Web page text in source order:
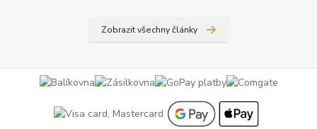
Zobrazit všechny články